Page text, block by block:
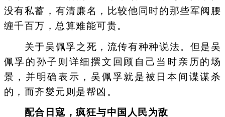
没有私蓄，有清廉名，比较他同时的那些军阀腰
缠千百万，总算难能可贵。
关于吴佩孚之死，流传有种种说法。但是吴
佩孚的孙子则详细撰文回顾自己当时亲历的场
景，并明确表示，吴佩孚就是被日本间谍谋杀
的，而齐燮元则是帮凶。
配合日寇，疯狂与中国人民为敌